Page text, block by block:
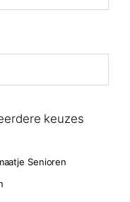
keuzes
Senioren